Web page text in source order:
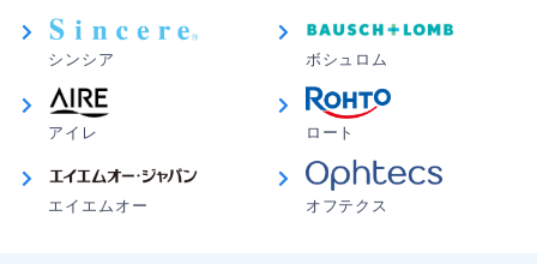
シンシア ボシュロム
アイレ ロート
エイエムオー オフテクス